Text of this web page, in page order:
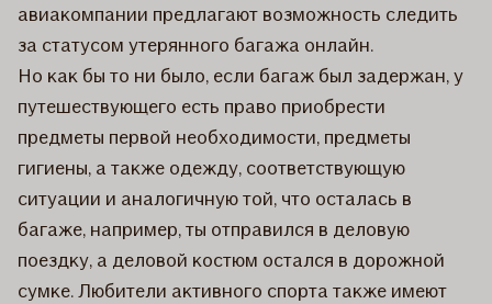
авиакомпании предлагают возможность следить
за статусом утерянного багажа онлайн.
Но как бы то ни было, если багаж был задержан, у
путешествующего есть право приобрести
предметы первой необходимости, предметы
гигиены, а также одежду, соответствующую
ситуации и аналогичную той, что осталась в
багаже, например, ты отправился в деловую
поездку, а деловой костюм остался в дорожной
сумке. Любители активного спорта также имеют